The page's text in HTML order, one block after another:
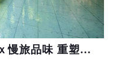
多住一晚更好玩！頂奢住宿ｘ慢旅品味 重塑日本高端旅遊新樣貌